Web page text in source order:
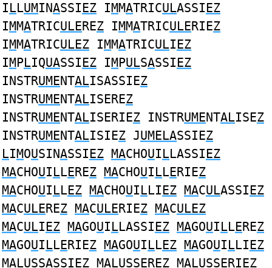
ILLUMINASSIEZ IMMATRICULASSIEZ
IMMATRICULEREZ IMMATRICULERIEZ
IMMATRICULEZ IMMATRICULIEZ
IMPLIQUASSIEZ IMPULSASSIEZ
INSTRUMENTALISASSIEZ
INSTRUMENTALISEREZ
INSTRUMENTALISERIEZ INSTRUMENTALISEZ
INSTRUMENTALISIEZ JUMELASSIEZ
LIMOUSINASSIEZ MACHOUILLASSIEZ
MACHOUILLEREZ MACHOUILLERIEZ
MACHOUILLEZ MACHOUILLIEZ MACULASSIEZ
MACULEREZ MACULERIEZ MACULEZ
MACULIEZ MAGOUILLASSIEZ MAGOUILLEREZ
MAGOUILLERIEZ MAGOUILLEZ MAGOUILLIEZ
MALUSSASSIEZ MALUSSEREZ MALUSSERIEZ